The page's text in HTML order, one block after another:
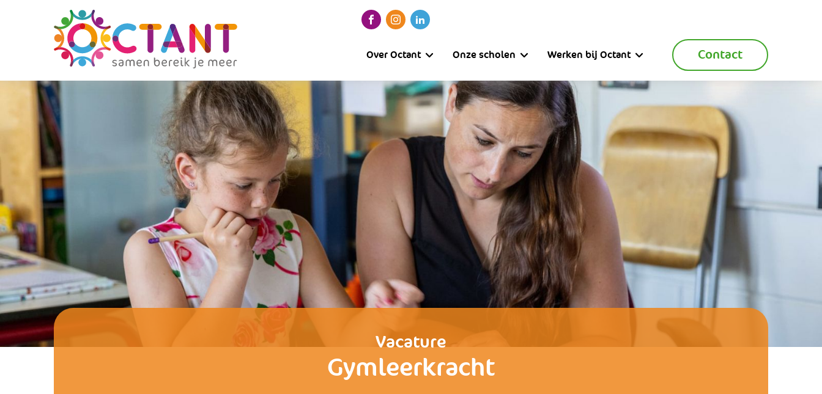
Over Octant Onze scholen Werken bij Octant Contact
Vacature
Gymleerkracht